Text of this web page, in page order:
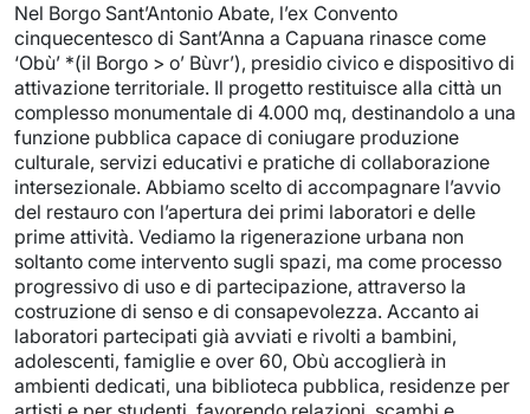
Nel Borgo Sant’Antonio Abate, l’ex Convento
cinquecentesco di Sant’Anna a Capuana rinasce come
‘Obù’ *(il Borgo > o’ Bùvr’), presidio civico e dispositivo di
attivazione territoriale. Il progetto restituisce alla città un
complesso monumentale di 4.000 mq, destinandolo a una
funzione pubblica capace di coniugare produzione
culturale, servizi educativi e pratiche di collaborazione
intersezionale. Abbiamo scelto di accompagnare l’avvio
del restauro con l’apertura dei primi laboratori e delle
prime attività. Vediamo la rigenerazione urbana non
soltanto come intervento sugli spazi, ma come processo
progressivo di uso e di partecipazione, attraverso la
costruzione di senso e di consapevolezza. Accanto ai
laboratori partecipati già avviati e rivolti a bambini,
adolescenti, famiglie e over 60, Obù accoglierà in
ambienti dedicati, una biblioteca pubblica, residenze per